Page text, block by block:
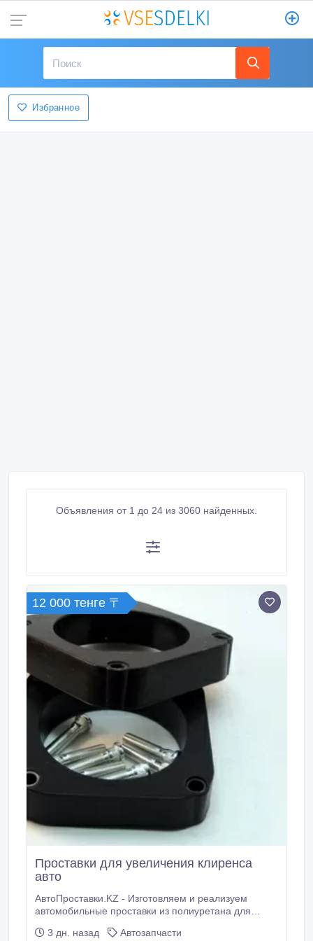
Избранное
Объявления от 1 до 24 из 3060 найденных.
12 000 тенге 〒
Проставки для увеличения клиренса
авто
АвтоПроставки.KZ - Изготовляем и реализуем
автомобильные проставки из полиуретана для
части. Отправка осуществляется с г. Петропавловск
3 дн. назад
Автозапчасти